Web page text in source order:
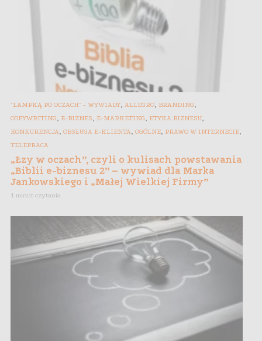
"LAMPKĄ PO OCZACH" - WYWIADY, ALLEGRO BRANDING
COPYWRITING E-BIZNES E-MARKETING ETYKA BIZNESU
KONKURENCJA OBSŁUGA E-KLIENTA OGÓLNE PRAWO W INTERNECIE
TELEPRACA
„Łzy w oczach”, czyli o kulisach powstawania
„Biblii e-biznesu 2” – wywiad dla Marka
Jankowskiego i „Małej Wielkiej Firmy”
1 minut czytania